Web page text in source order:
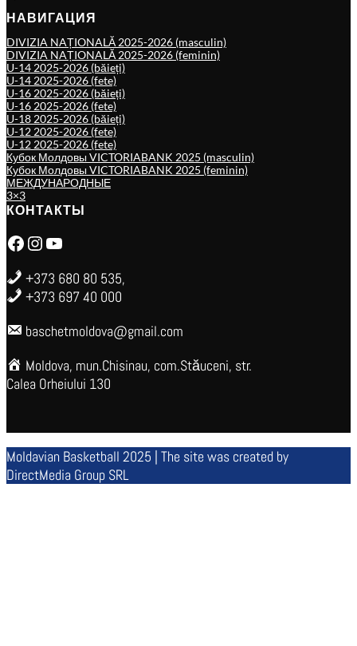
НАВИГАЦИЯ
DIVIZIA NAȚIONALĂ 2025-2026 (masculin)
DIVIZIA NAȚIONALĂ 2025-2026 (feminin)
U-14 2025-2026 (băieți)
U-14 2025-2026 (fete)
U-16 2025-2026 (băieți)
U-16 2025-2026 (fete)
U-18 2025-2026 (băieți)
U-12 2025-2026 (fete)
U-12 2025-2026 (fete)
Кубок Молдовы VICTORIABANK 2025 (masculin)
Кубок Молдовы VICTORIABANK 2025 (feminin)
МЕЖДУНАРОДНЫЕ
3×3
КОНТАКТЫ
Facebook Instagram YouTube
+373 680 80 535,
+373 697 40 000
baschetmoldova@gmail.com
Moldova, mun.Chisinau, com.Stăuceni, str.
Calea Orheiului 130
Moldavian Basketball 2025 | The site was created by
DirectMedia Group SRL